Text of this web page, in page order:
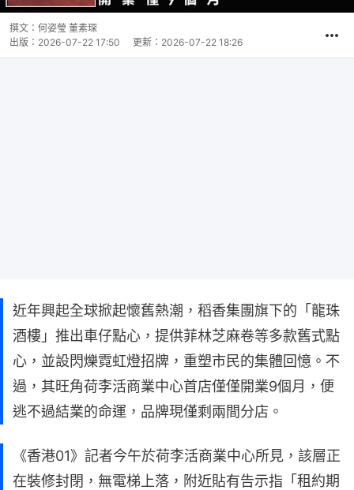
撰文： 何姿瑩 董素琛
出版： 2026-07-22 17:50 更新： 2026-07-22 18:26
近年興起全球掀起懷舊熱潮，稻香集團旗下的「龍珠
酒樓」推出車仔點心，提供菲林芝麻卷等多款舊式點
心，並設閃爍霓虹燈招牌，重塑市民的集體回憶。不
過，其旺角荷李活商業中心首店僅僅開業9個月，便
逃不過結業的命運，品牌現僅剩兩間分店。
《香港01》記者今午於荷李活商業中心所見，該層正
在裝修封閉，無電梯上落，附近貼有告示指「租約期